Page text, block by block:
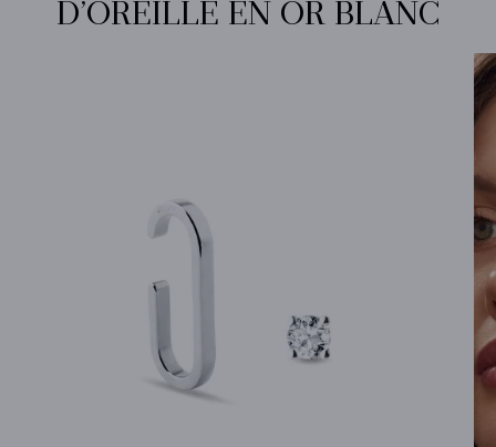
D’OREILLE EN OR BLANC